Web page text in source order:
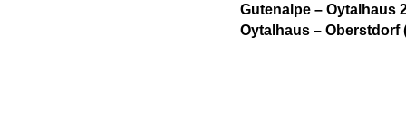
Gutenalpe – Oytalhaus
Oytalhaus – Oberstdorf